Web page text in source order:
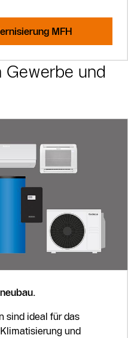
MFH
Gewerbe und
sind ideal für das
und